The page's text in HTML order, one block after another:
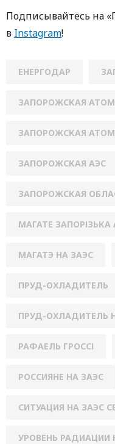
Подписывайтесь на
в Instagram!
ЕНЕРГОДАР
ЗАПОРОЖСКАЯ
ЗАПОРОЖСКАЯ
ЗАПОРОЖСКАЯ АЭС
ЗАПОРОЖСКАЯ
МАГАТЕ ЗАПОРІЗЬКА
МАГАТЭ НА ЗАЭС
ПРУД-ОХЛАДИТЕЛЬ
ПРУД-ОХЛАДИТЕЛЬ
РАФАЕЛЬ ГРОССІ
РОССИЯНЕ НА ЗАЭС
СИТУАЦИЯ НА ЗАЭС
УРОВЕНЬ РАДИАЦИИ